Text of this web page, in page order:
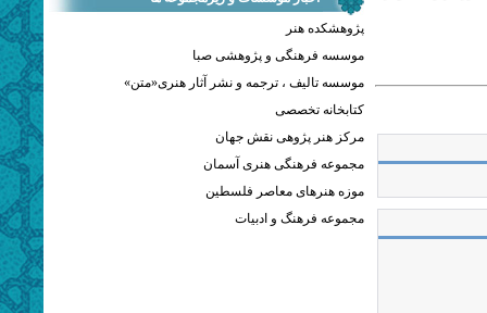
پژوهشکده هنر
موسسه فرهنگی و پژوهشی صبا
موسسه تالیف ، ترجمه و نشر آثار هنری«متن»
کتابخانه تخصصی
مرکز هنر پژوهی نقش جهان
مجموعه فرهنگی هنری آسمان
موزه هنرهای معاصر فلسطین
مجموعه فرهنگ و ادبیات